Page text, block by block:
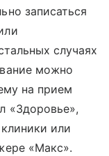
записаться
случаях
можно
на прием
«Здоровье»,
или
«Макс».